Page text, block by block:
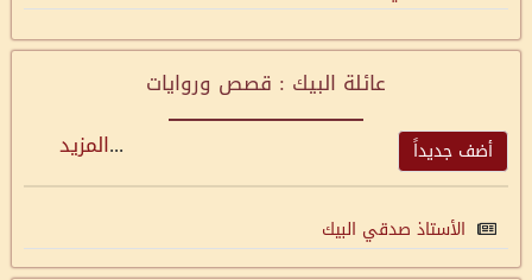
عائلة البيك : قصص وروايات
أضف جديداً ...المزيد
الأستاذ صدقي البيك